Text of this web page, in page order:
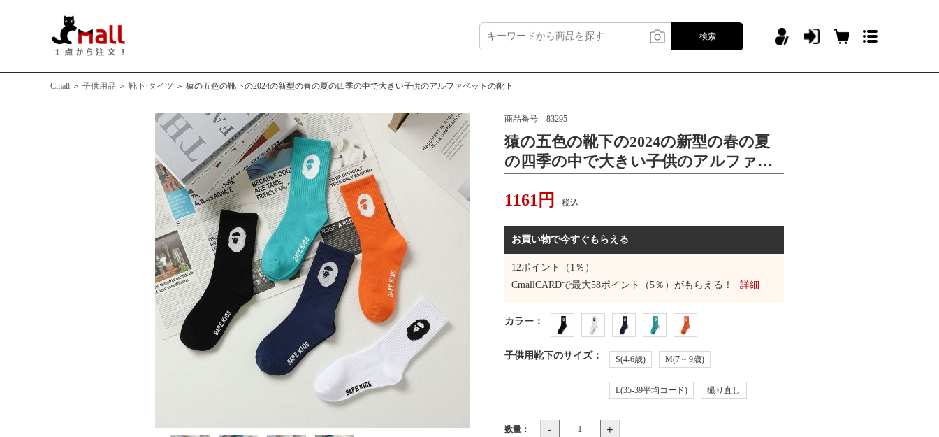
検索
Cmall ＞ 子供用品 ＞ 靴下·タイツ ＞ 猿の五色の靴下の2024の新型の春の夏の四季の中で大きい子供のアルファベットの靴下
商品番号 83295
猿の五色の靴下の2024の新型の春の夏
の四季の中で大きい子供のアルファベ
1161 円 税込
お買い物で今すぐもらえる
12ポイント（1％）
CmallCARDで最大58ポイント（5％）がもらえる！ 詳細
カラー ：
子供用靴下のサイズ： S(4-6歳) M(7 ~ 9歳)
L(35-39平均コード) 撮り直し
数量： - +